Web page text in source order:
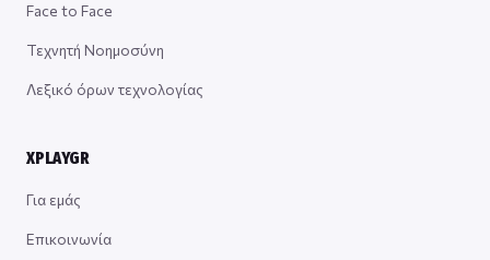
Face to Face
Τεχνητή Νοημοσύνη
Λεξικό όρων τεχνολογίας
XPLAYGR
Για εμάς
Επικοινωνία